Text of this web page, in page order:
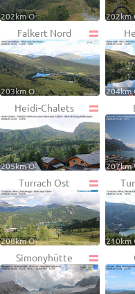
202km O 202km
Falkert Nord
203km O 204km
Heidi-Chalets
205km O 207km
Turrach Ost
208km O 210km
Simonyhütte